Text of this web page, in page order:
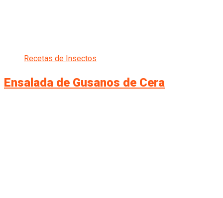
Recetas de Insectos
Ensalada de Gusanos de Cera